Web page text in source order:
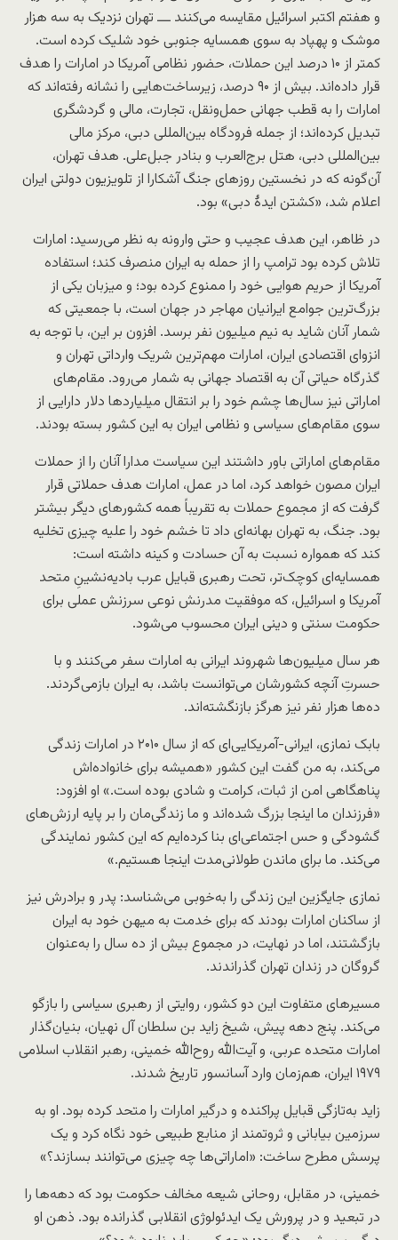
و هفتم اکتبر اسرائیل مقایسه می‌کنند ـــ تهران نزدیک به سه هزار
موشک و پهپاد به سوی همسایه جنوبی خود شلیک کرده است.
کمتر از ۱۰ درصد این حملات، حضور نظامی آمریکا در امارات را هدف
قرار داده‌اند. بیش از ۹۰ درصد، زیرساخت‌هایی را نشانه رفته‌اند که
امارات را به قطب جهانی حمل‌ونقل، تجارت، مالی و گردشگری
تبدیل کرده‌اند؛ از جمله فرودگاه بین‌المللی دبی، مرکز مالی
بین‌المللی دبی، هتل برج‌العرب و بنادر جبل‌علی. هدف تهران،
آن‌گونه که در نخستین روزهای جنگ آشکارا از تلویزیون دولتی ایران
اعلام شد، «کشتن ایدهٔ دبی» بود.
در ظاهر، این هدف عجیب و حتی وارونه به نظر می‌رسید: امارات
تلاش کرده بود ترامپ را از حمله به ایران منصرف کند؛ استفاده
آمریکا از حریم هوایی خود را ممنوع کرده بود؛ و میزبان یکی از
بزرگ‌ترین جوامع ایرانیان مهاجر در جهان است، با جمعیتی که
شمار آنان شاید به نیم میلیون نفر برسد. افزون بر این، با توجه به
انزوای اقتصادی ایران، امارات مهم‌ترین شریک وارداتی تهران و
گذرگاه حیاتی آن به اقتصاد جهانی به شمار می‌رود. مقام‌های
اماراتی نیز سال‌ها چشم خود را بر انتقال میلیاردها دلار دارایی از
سوی مقام‌های سیاسی و نظامی ایران به این کشور بسته بودند.
مقام‌های اماراتی باور داشتند این سیاست مدارا آنان را از حملات
ایران مصون خواهد کرد، اما در عمل، امارات هدف حملاتی قرار
گرفت که از مجموع حملات به تقریباً همه کشورهای دیگر بیشتر
بود. جنگ، به تهران بهانه‌ای داد تا خشم خود را علیه چیزی تخلیه
کند که همواره نسبت به آن حسادت و کینه داشته است:
همسایه‌ای کوچک‌تر، تحت رهبری قبایل عرب بادیه‌نشینِ متحد
آمریکا و اسرائیل، که موفقیت مدرنش نوعی سرزنش عملی برای
حکومت سنتی و دینی ایران محسوب می‌شود.
هر سال میلیون‌ها شهروند ایرانی به امارات سفر می‌کنند و با
حسرتِ آنچه کشورشان می‌توانست باشد، به ایران بازمی‌گردند.
ده‌ها هزار نفر نیز هرگز بازنگشته‌اند.
بابک نمازی، ایرانی-آمریکایی‌ای که از سال ۲۰۱۰ در امارات زندگی
می‌کند، به من گفت این کشور «همیشه برای خانواده‌اش
پناهگاهی امن از ثبات، کرامت و شادی بوده است.» او افزود:
«فرزندان ما اینجا بزرگ شده‌اند و ما زندگی‌مان را بر پایه ارزش‌های
گشودگی و حس اجتماعی‌ای بنا کرده‌ایم که این کشور نمایندگی
می‌کند. ما برای ماندن طولانی‌مدت اینجا هستیم.»
نمازی جایگزین این زندگی را به‌خوبی می‌شناسد: پدر و برادرش نیز
از ساکنان امارات بودند که برای خدمت به میهن خود به ایران
بازگشتند، اما در نهایت، در مجموع بیش از ده سال را به‌عنوان
گروگان در زندان تهران گذراندند.
مسیرهای متفاوت این دو کشور، روایتی از رهبری سیاسی را بازگو
می‌کند. پنج دهه پیش، شیخ زاید بن سلطان آل نهیان، بنیان‌گذار
امارات متحده عربی، و آیت‌الله روح‌الله خمینی، رهبر انقلاب اسلامی
۱۹۷۹ ایران، هم‌زمان وارد آسانسور تاریخ شدند.
زاید به‌تازگی قبایل پراکنده و درگیر امارات را متحد کرده بود. او به
سرزمین بیابانی و ثروتمند از منابع طبیعی خود نگاه کرد و یک
پرسش مطرح ساخت: «اماراتی‌ها چه چیزی می‌توانند بسازند؟»
خمینی، در مقابل، روحانی شیعه مخالف حکومت بود که دهه‌ها را
در تبعید و در پرورش یک ایدئولوژی انقلابی گذرانده بود. ذهن او